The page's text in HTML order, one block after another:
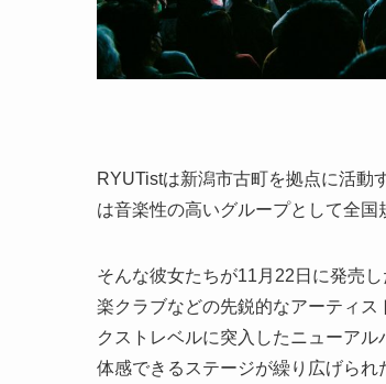
RYUTistは新潟市古町を拠点に活動
は音楽性の高いグループとして全国
そんな彼女たちが11月22日に発売
楽クラブなどの先鋭的なアーティ
クストレベルに突入したニューア
体感できるステージが繰り広げられ